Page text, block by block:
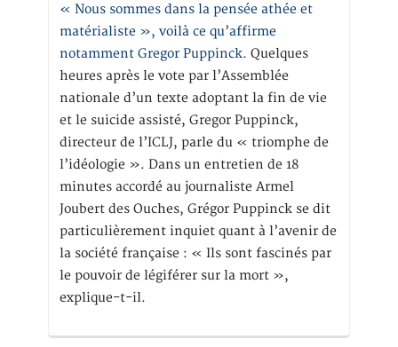
« Nous sommes dans la pensée athée et
matérialiste », voilà ce qu’affirme
notamment Gregor Puppinck. Quelques
heures après le vote par l’Assemblée
nationale d’un texte adoptant la fin de vie
et le suicide assisté, Gregor Puppinck,
directeur de l’ICLJ, parle du « triomphe de
l’idéologie ». Dans un entretien de 18
minutes accordé au journaliste Armel
Joubert des Ouches, Grégor Puppinck se dit
particulièrement inquiet quant à l’avenir de
la société française : « Ils sont fascinés par
le pouvoir de légiférer sur la mort »,
explique-t-il.